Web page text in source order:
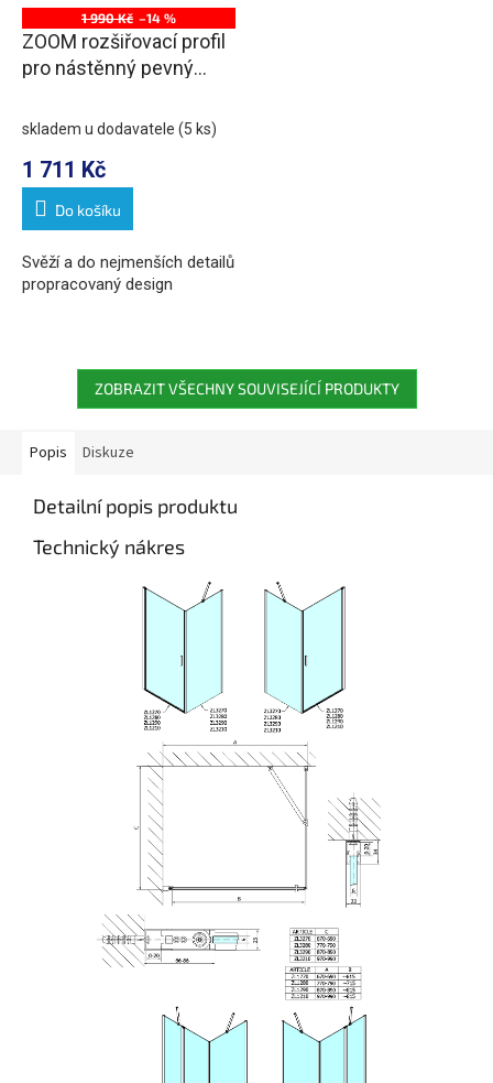
1 990 Kč –14 %
ZOOM rozšiřovací profil
pro nástěnný pevný
skladem u dodavatele (5 ks)
1 711 Kč
Do košíku
Svěží a do nejmenších detailů
propracovaný design
ZOBRAZIT VŠECHNY SOUVISEJÍCÍ PRODUKTY
Popis Diskuze
Detailní popis produktu
Technický nákres